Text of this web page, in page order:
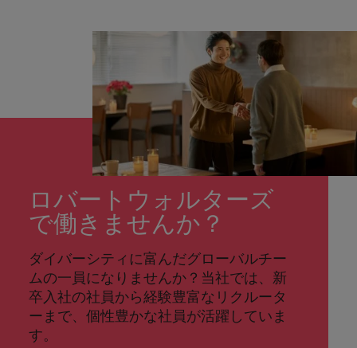
ロバートウォルターズ
で働きませんか？
ダイバーシティに富んだグローバルチー
ムの一員になりませんか？当社では、新
卒入社の社員から経験豊富なリクルータ
ーまで、個性豊かな社員が活躍していま
す。